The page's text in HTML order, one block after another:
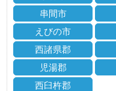
串間市
えびの市
西諸県郡
児湯郡
西臼杵郡